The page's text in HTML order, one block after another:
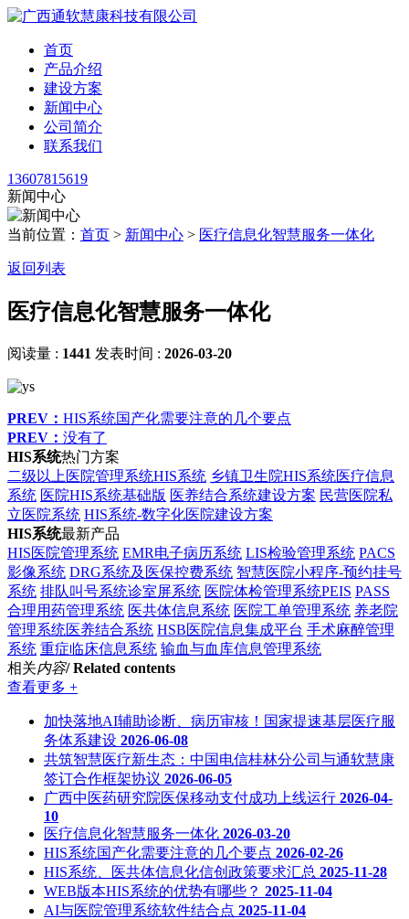
首页
产品介绍
建设方案
新闻中心
公司简介
联系我们
13607815619
新闻中心
当前位置： 首页 > 新闻中心 > 医疗信息化智慧服务一体化
返回列表
医疗信息化智慧服务一体化
阅读量 : 1441 发表时间 : 2026-03-20
PREV： HIS系统国产化需要注意的几个要点
PREV： 没有了
HIS系统热门方案
二级以上医院管理系统HIS系统 乡镇卫生院HIS系统医疗信息
系统 医院HIS系统基础版 医养结合系统建设方案 民营医院私
立医院系统 HIS系统-数字化医院建设方案
HIS系统最新产品
HIS医院管理系统 EMR电子病历系统 LIS检验管理系统 PACS
影像系统 DRG系统及医保控费系统 智慧医院小程序-预约挂号
系统 排队叫号系统诊室屏系统 医院体检管理系统PEIS PASS
合理用药管理系统 医共体信息系统 医院工单管理系统 养老院
管理系统医养结合系统 HSB医院信息集成平台 手术麻醉管理
系统 重症临床信息系统 输血与血库信息管理系统
相关内容/ Related contents
查看更多 +
加快落地AI辅助诊断、病历审核！国家提速基层医疗服
务体系建设 2026-06-08
共筑智慧医疗新生态：中国电信桂林分公司与通软慧康
签订合作框架协议 2026-06-05
广西中医药研究院医保移动支付成功上线运行 2026-04-
10
医疗信息化智慧服务一体化 2026-03-20
HIS系统国产化需要注意的几个要点 2026-02-26
HIS系统、医共体信息化信创政策要求汇总 2025-11-28
WEB版本HIS系统的优势有哪些？ 2025-11-04
AI与医院管理系统软件结合点 2025-11-04